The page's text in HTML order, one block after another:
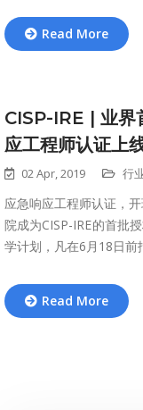
Read More
CISP-IRE | 业界
应工程师认证上
02 Apr, 2019 行
应急响应工程师认证，
院成为CISP-IRE的首批
学计划，凡在6月18日前
Read More